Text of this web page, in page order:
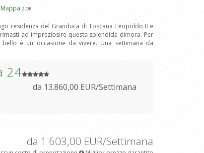
2-OR
residenza del Granduca di Toscana Leopoldo II e
ad impreziosire questa splendida dimora. Per
è un occasione da vivere. Una settimana da
24
da 13.860,00 EUR/Settimana
da 1.603,00 EUR/Settimana